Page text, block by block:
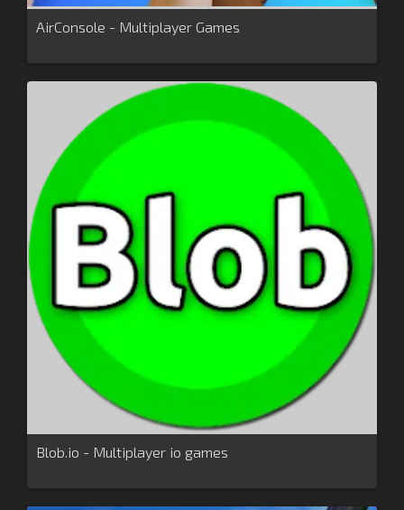
AirConsole - Multiplayer Games
Blob.io - Multiplayer io games